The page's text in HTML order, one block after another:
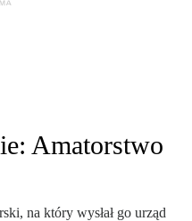
Amatorstwo
na który wysłał go urząd